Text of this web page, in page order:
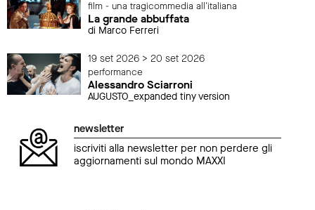
film - una tragicommedia all'italiana
La grande abbuffata
di Marco Ferreri
19 set 2026 > 20 set 2026
performance
Alessandro Sciarroni
AUGUSTO_expanded tiny version
newsletter
iscriviti alla newsletter per non perdere gli
aggiornamenti sul mondo MAXXI